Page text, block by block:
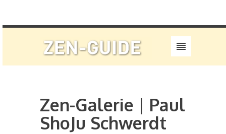
Zen-Galerie | Paul
ShoJu Schwerdt